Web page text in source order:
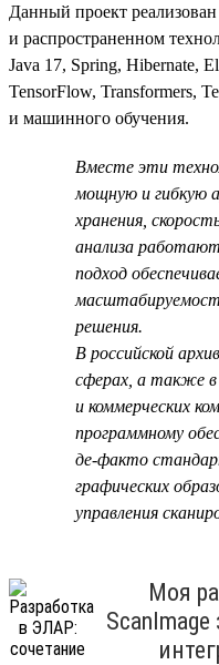
Данный проект
и распространенном
Java 17, Spring, Hibernate,
TensorFlow, Transformers,
и машинного обучения.
Вместе эти
мощную и гибкую
хранения,
анализа
подход
решения.
В российской
сферах, а также в
и коммерческих
программному
де-факто
графических
управления
Моя
ScanImage